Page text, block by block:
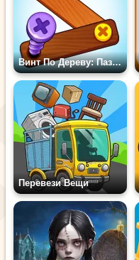
Винт По Дереву: Пазл Болты
Перевези Вещи